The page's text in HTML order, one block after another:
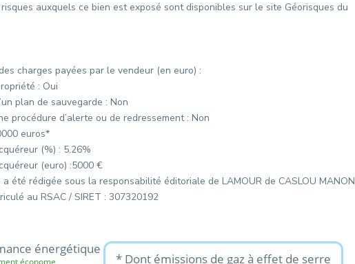
auxquels ce bien est exposé sont disponibles sur le site Géorisques du
charges payées par le vendeur (en euro) :
: Oui
plan de sauvegarde : Non
procédure d’alerte ou de redressement : Non
euros*
(%) : 5.26%
(euro) :5000 €
été rédigée sous la responsabilité éditoriale de LAMOUR de CASLOU MANON
au RSAC / SIRET : 307320192
énergétique
économe * Dont émissions de gaz à effet de serre